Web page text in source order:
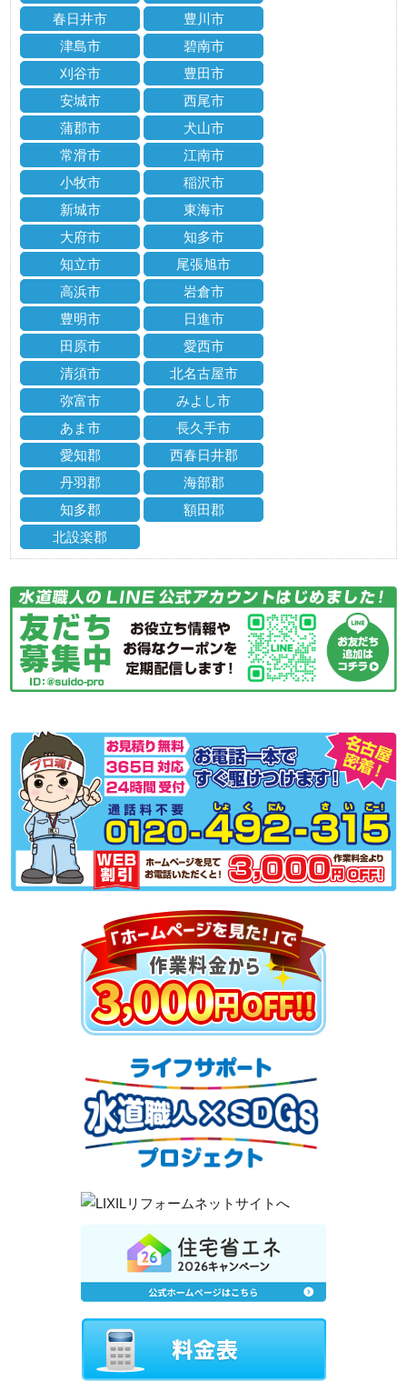
春日井市
豊川市
津島市
碧南市
刈谷市
豊田市
安城市
西尾市
蒲郡市
犬山市
常滑市
江南市
小牧市
稲沢市
新城市
東海市
大府市
知多市
知立市
尾張旭市
高浜市
岩倉市
豊明市
日進市
田原市
愛西市
清須市
北名古屋市
弥富市
みよし市
あま市
長久手市
愛知郡
西春日井郡
丹羽郡
海部郡
知多郡
額田郡
北設楽郡